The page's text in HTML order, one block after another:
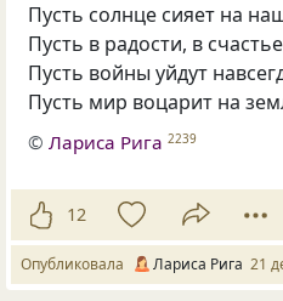
Пусть солнце сияет на
Пусть в радости, в
Пусть войны уйдут
Пусть мир воцарит на
©Лариса Рига 2239
12
Опубликовала Лариса Рига 21